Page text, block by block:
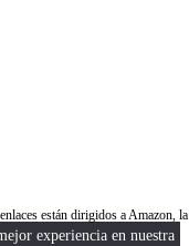
están dirigidos a
experiencia en nuestra